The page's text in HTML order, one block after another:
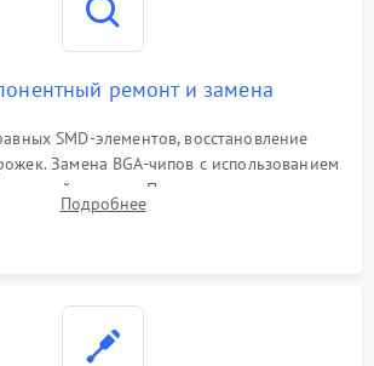
ремонт и замена
SMD-элементов, восстановление
Замена BGA-чипов с использованием
станции. Прошивка микросхемы
замена поврежденных портов USB
Подробнее